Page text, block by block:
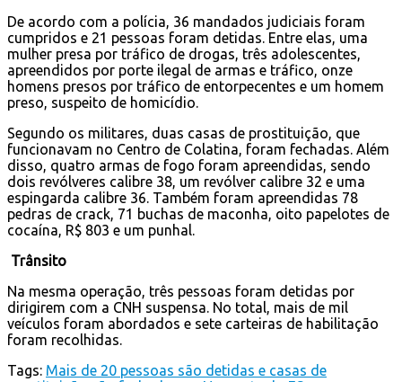
De acordo com a polícia, 36 mandados judiciais foram
cumpridos e 21 pessoas foram detidas. Entre elas, uma
mulher presa por tráfico de drogas, três adolescentes,
apreendidos por porte ilegal de armas e tráfico, onze
homens presos por tráfico de entorpecentes e um homem
preso, suspeito de homicídio.
Segundo os militares, duas casas de prostituição, que
funcionavam no Centro de Colatina, foram fechadas. Além
disso, quatro armas de fogo foram apreendidas, sendo
dois revólveres calibre 38, um revólver calibre 32 e uma
espingarda calibre 36. Também foram apreendidas 78
pedras de crack, 71 buchas de maconha, oito papelotes de
cocaína, R$ 803 e um punhal.
Trânsito
Na mesma operação, três pessoas foram detidas por
dirigirem com a CNH suspensa. No total, mais de mil
veículos foram abordados e sete carteiras de habilitação
foram recolhidas.
Tags: Mais de 20 pessoas são detidas e casas de